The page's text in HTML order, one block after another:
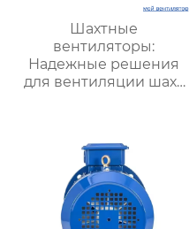
Шахтные
вентиляторы:
Надежные решения
для вентиляции шахт